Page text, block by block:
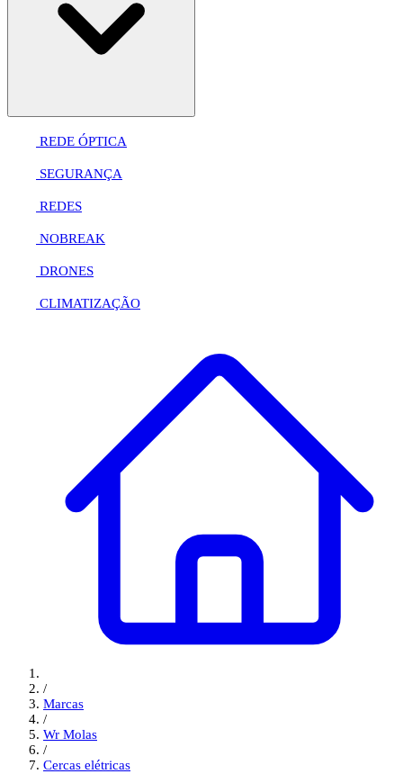
REDE ÓPTICA
SEGURANÇA
REDES
NOBREAK
DRONES
CLIMATIZAÇÃO
/
Marcas
/
Wr Molas
/
Cercas elétricas